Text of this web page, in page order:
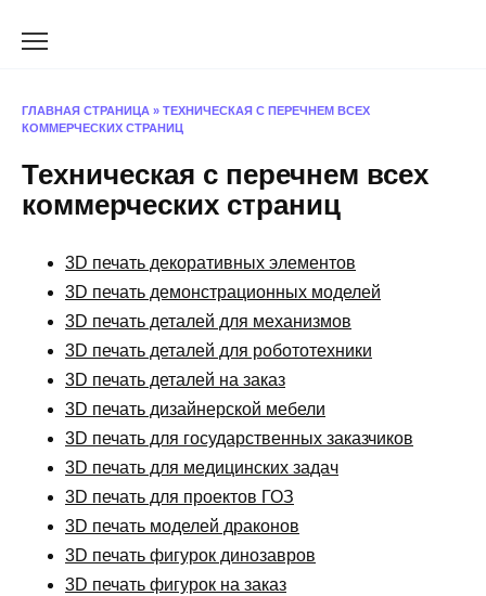
ГЛАВНАЯ СТРАНИЦА » ТЕХНИЧЕСКАЯ С ПЕРЕЧНЕМ ВСЕХ
КОММЕРЧЕСКИХ СТРАНИЦ
Техническая с перечнем всех
коммерческих страниц
3D печать декоративных элементов
3D печать демонстрационных моделей
3D печать деталей для механизмов
3D печать деталей для робототехники
3D печать деталей на заказ
3D печать дизайнерской мебели
3D печать для государственных заказчиков
3D печать для медицинских задач
3D печать для проектов ГОЗ
3D печать моделей драконов
3D печать фигурок динозавров
3D печать фигурок на заказ